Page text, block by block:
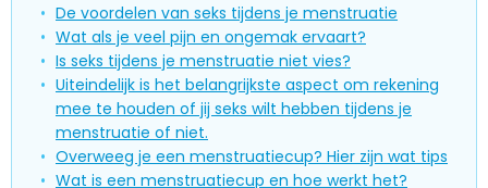
De voordelen van seks tijdens je menstruatie
Wat als je veel pijn en ongemak ervaart?
Is seks tijdens je menstruatie niet vies?
Uiteindelijk is het belangrijkste aspect om rekening
mee te houden of jij seks wilt hebben tijdens je
menstruatie of niet.
Overweeg je een menstruatiecup? Hier zijn wat tips
Wat is een menstruatiecup en hoe werkt het?